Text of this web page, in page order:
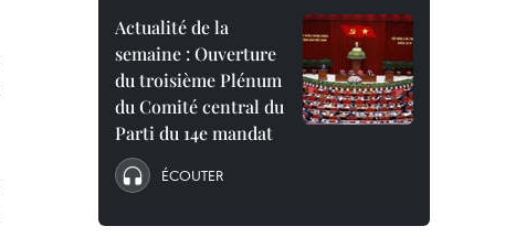
Actualité de la
semaine : Ouverture
du troisième Plénum
du Comité central du
Parti du 14e mandat
ÉCOUTER